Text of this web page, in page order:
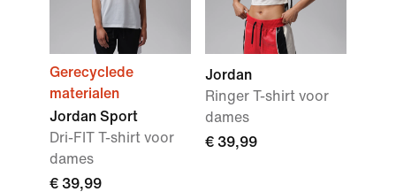
Gerecyclede
materialen
Jordan Sport
Dri-FIT T-shirt voor
dames
€ 39,99
Jordan
Ringer T-shirt voor
dames
€ 39,99